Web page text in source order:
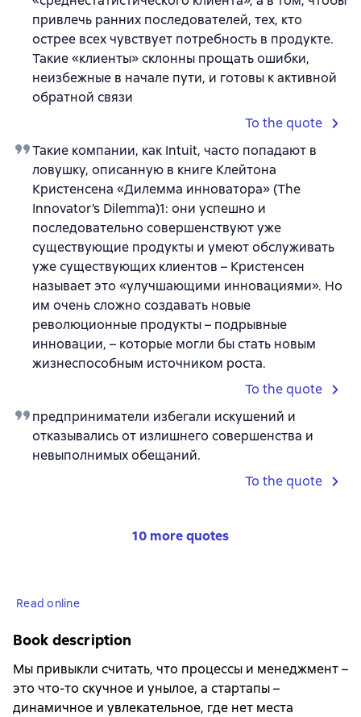
привлечь ранних последователей, тех, кто
острее всех чувствует потребность в продукте.
Такие «клиенты» склонны прощать ошибки,
неизбежные в начале пути, и готовы к активной
обратной связи
To the quote
Такие компании, как Intuit, часто попадают в
ловушку, описанную в книге Клейтона
Кристенсена «Дилемма инноватора» (The
Innovator’s Dilemma)1: они успешно и
последовательно совершенствуют уже
существующие продукты и умеют обслуживать
уже существующих клиентов – Кристенсен
называет это «улучшающими инновациями». Но
им очень сложно создавать новые
революционные продукты – подрывные
инновации, – которые могли бы стать новым
жизнеспособным источником роста.
To the quote
предприниматели избегали искушений и
отказывались от излишнего совершенства и
невыполнимых обещаний.
To the quote
10 more quotes
Read online
Book description
Мы привыкли считать, что процессы и менеджмент –
это что-то скучное и унылое, а стартапы –
динамичное и увлекательное, где нет места